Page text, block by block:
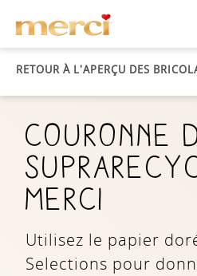
RETOUR À L'APERÇU DES
COURONNE
MERCI
Utilisez le papier
Selections pour